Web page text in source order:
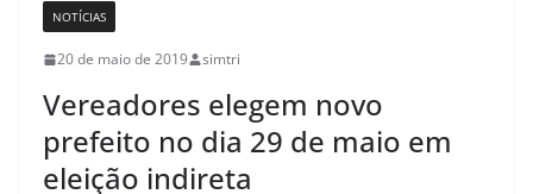
NOTÍCIAS
20 de maio de 2019 simtri
Vereadores elegem novo
prefeito no dia 29 de maio em
eleição indireta